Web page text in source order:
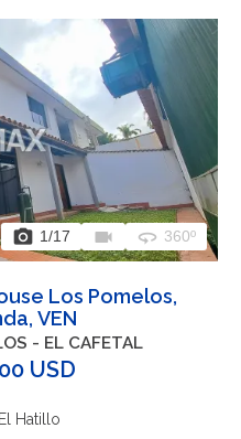
photo_camera 1/17 videocam 360 360º
Los Pomelos,
VEN
- EL CAFETAL
USD
Hatillo